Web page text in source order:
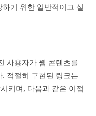
기 위한 일반적이고 실
사용자가 웹 콘텐츠를
적절히 구현된 링크는
키며, 다음과 같은 이점